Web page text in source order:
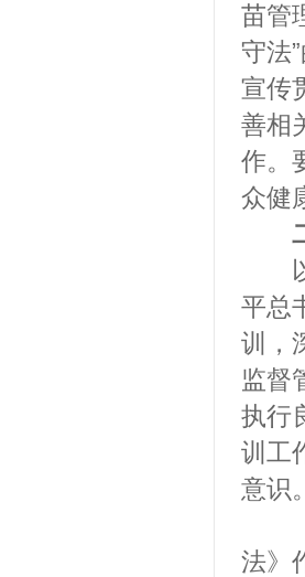
苗管
守法
宣传
善相
作。
众健
以
平总
训，
监督
执行
训工
意识。
（
法》